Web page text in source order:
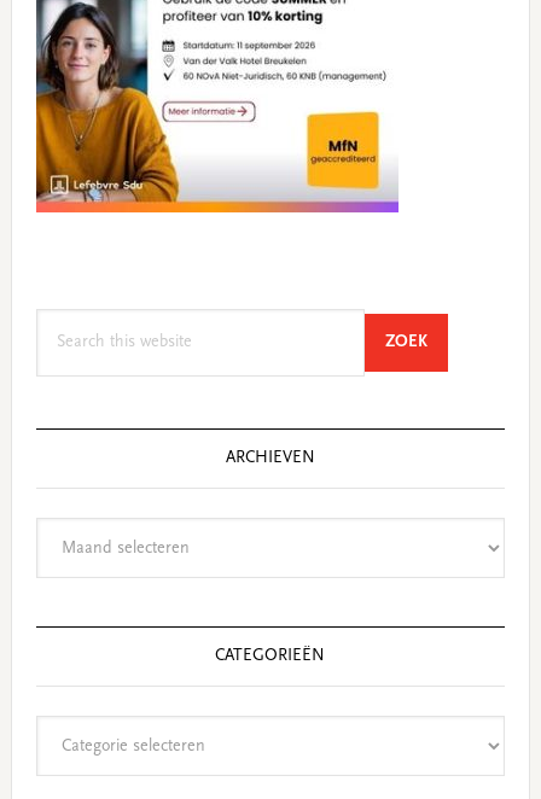
ZOEKSEARCH
ARCHIEVEN
CATEGORIEËN